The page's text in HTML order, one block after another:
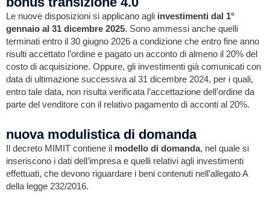
Le nuove disposizioni si applicano agli investimenti dal 1°
gennaio al 31 dicembre 2025. Sono ammessi anche quelli
terminati entro il 30 giugno 2026 a condizione che entro fine anno
risulti accettato l’ordine e pagato un acconto di almeno il 20% del
costo di acquisizione. Oppure, gli investimenti già comunicati con
data di ultimazione successiva al 31 dicembre 2024, per i quali,
entro tale data, non risulta verificata l’accettazione dell’ordine da
parte del venditore con il relativo pagamento di acconti al 20%.
nuova modulistica di domanda
Il decreto MIMIT contiene il modello di domanda, nel quale si
inseriscono i dati dell’impresa e quelli relativi agli investimenti
effettuati, che devono riguardare i beni contenuti nell’allegato A
della legge 232/2016.